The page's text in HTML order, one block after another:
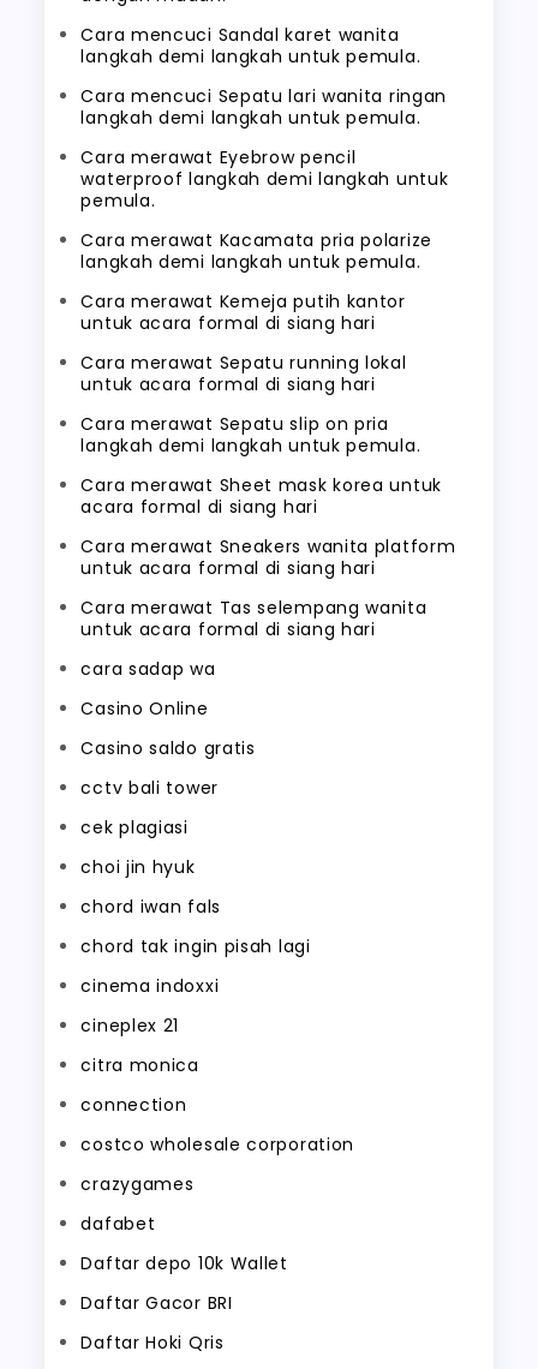
Cara mencuci Sandal karet wanita
langkah demi langkah untuk pemula.
Cara mencuci Sepatu lari wanita ringan
langkah demi langkah untuk pemula.
Cara merawat Eyebrow pencil
waterproof langkah demi langkah untuk
pemula.
Cara merawat Kacamata pria polarize
langkah demi langkah untuk pemula.
Cara merawat Kemeja putih kantor
untuk acara formal di siang hari
Cara merawat Sepatu running lokal
untuk acara formal di siang hari
Cara merawat Sepatu slip on pria
langkah demi langkah untuk pemula.
Cara merawat Sheet mask korea untuk
acara formal di siang hari
Cara merawat Sneakers wanita platform
untuk acara formal di siang hari
Cara merawat Tas selempang wanita
untuk acara formal di siang hari
cara sadap wa
Casino Online
Casino saldo gratis
cctv bali tower
cek plagiasi
choi jin hyuk
chord iwan fals
chord tak ingin pisah lagi
cinema indoxxi
cineplex 21
citra monica
connection
costco wholesale corporation
crazygames
dafabet
Daftar depo 10k Wallet
Daftar Gacor BRI
Daftar Hoki Qris